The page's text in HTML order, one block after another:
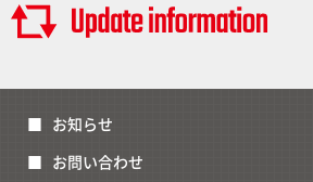
お知らせ
お問い合わせ